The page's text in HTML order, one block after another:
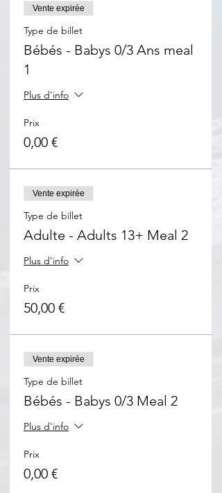
Vente expirée
Type de billet
Bébés - Babys 0/3 Ans meal
1
Plus d'info
Prix
0,00 €
Vente expirée
Type de billet
Adulte - Adults 13+ Meal 2
Plus d'info
Prix
50,00 €
Vente expirée
Type de billet
Bébés - Babys 0/3 Meal 2
Plus d'info
Prix
0,00 €